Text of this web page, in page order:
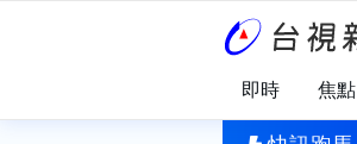
即時 焦點